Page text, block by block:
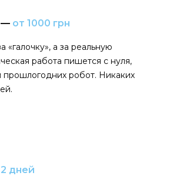
— от 1000 грн
«галочку», а за реальную
работа пишется с нуля,
робот. Никаких
дней